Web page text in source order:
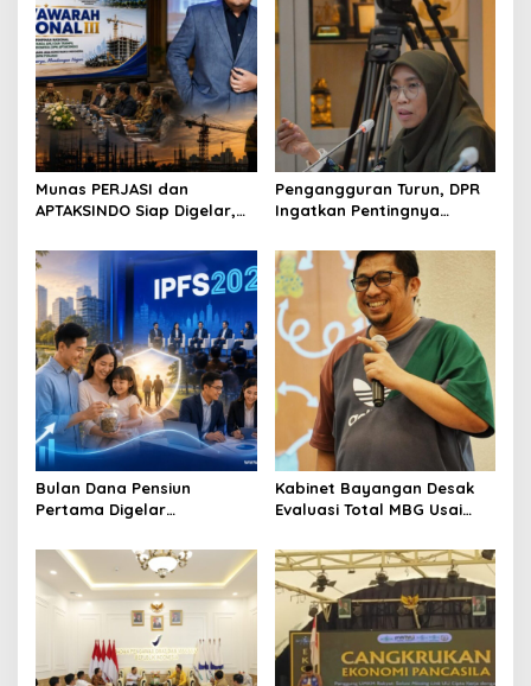
i
g
a
t
i
o
n
Munas PERJASI dan
APTAKSINDO Siap Digelar,
Revisi AD/ART
Pengangguran Turun, DPR
Ingatkan Pentingnya
yang Layak
Bulan Dana Pensiun
Pertama Digelar
Perkuat Ekosistem Pensiun
Berkelanjutan
Kabinet Bayangan Desak
Evaluasi Total MBG Usai
Massal